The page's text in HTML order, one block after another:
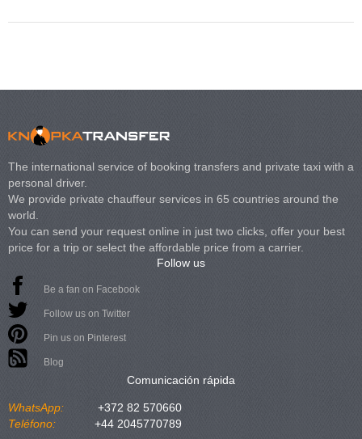
The international service of booking transfers and private taxi with a
personal driver.
We provide private chauffeur services in 65 countries around the
world.
You can send your request online in just two clicks, offer your best
price for a trip or select the affordable price from a carrier.
Follow us
Be a fan on Facebook
Follow us on Twitter
Pin us on Pinterest
Blog
Comunicación rápida
WhatsApp:
+372 82 570660
Teléfono:
+44 2045770789